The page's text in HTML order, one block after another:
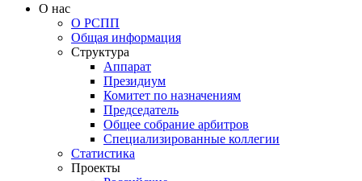
О нас
О РСПП
Общая информация
Структура
Аппарат
Президиум
Комитет по назначениям
Председатель
Общее собрание арбитров
Специализированные коллегии
Статистика
Проекты